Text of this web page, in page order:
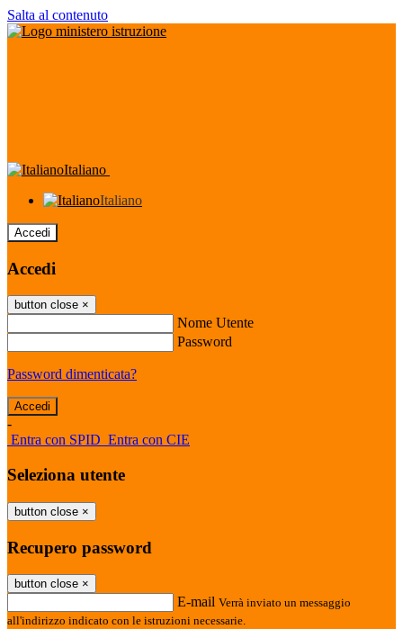
Salta al contenuto
Italiano
Italiano
Accedi
Accedi
button close ×
Nome Utente
Password
Password dimenticata?
-
Entra con SPID Entra con CIE
Seleziona utente
button close ×
Recupero password
button close ×
E-mail Verrà inviato un messaggio
all'indirizzo indicato con le istruzioni necessarie.